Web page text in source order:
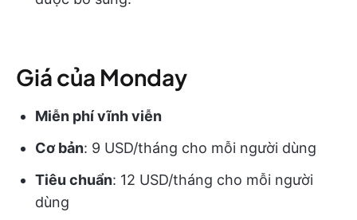
Giá của Monday
Miễn phí vĩnh viễn
Cơ bản: 9 USD/tháng cho mỗi người dùng
Tiêu chuẩn: 12 USD/tháng cho mỗi người
dùng